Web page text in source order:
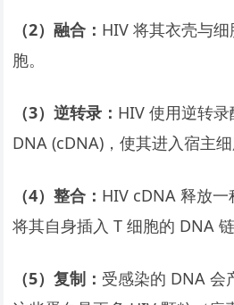
（2）融合： HIV 将其衣壳与
胞。
（3）逆转录： HIV 使用逆转
DNA (cDNA)，使其进入宿主细
（4）整合： HIV cDNA 释放一
将其自身插入 T 细胞的 DNA 链
（5）复制： 受感染的 DNA 会